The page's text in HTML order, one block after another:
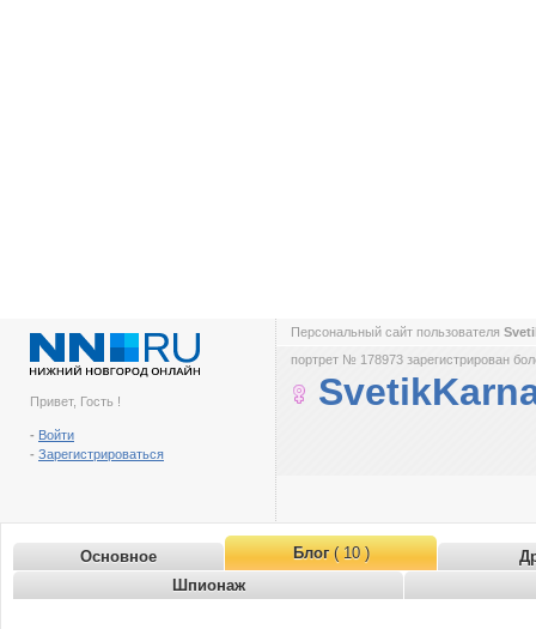
Привет, Гость !
- Войти
- Зарегистрироваться
Персональный сайт пользователя
портрет № 178973 зарегистрирован
Основное Блог( 10 )
Шпионаж